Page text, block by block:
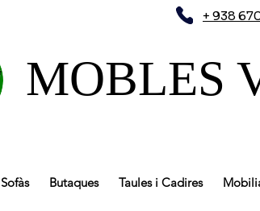
+ 938
MOBLES
Sofàs Butaques Taules i Cadires